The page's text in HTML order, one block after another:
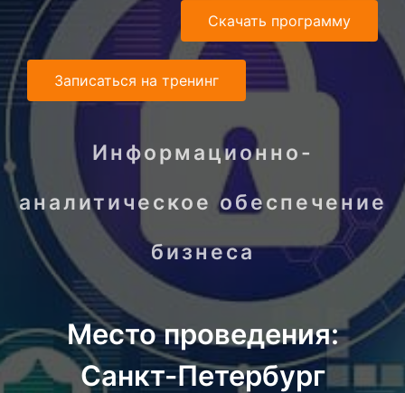
Скачать программу
Записаться на тренинг
Информационно-
аналитическое обеспечение
бизнеса
Место проведения:
Санкт-Петербург